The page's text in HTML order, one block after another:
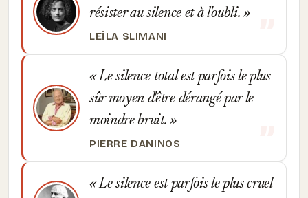
résister au silence et à l'oubli.
LEÏLA SLIMANI
Le silence total est parfois le plus
sûr moyen d'être dérangé par le
moindre bruit.
PIERRE DANINOS
Le silence est parfois le plus cruel